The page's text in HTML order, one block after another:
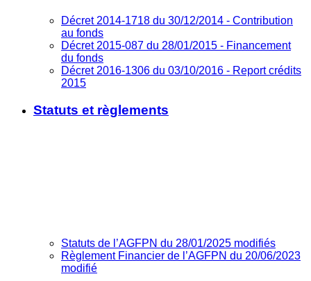
Décret 2014-1718 du 30/12/2014 - Contribution
au fonds
Décret 2015-087 du 28/01/2015 - Financement
du fonds
Décret 2016-1306 du 03/10/2016 - Report crédits
2015
Statuts et règlements
Statuts de l’AGFPN du 28/01/2025 modifiés
Règlement Financier de l’AGFPN du 20/06/2023
modifié